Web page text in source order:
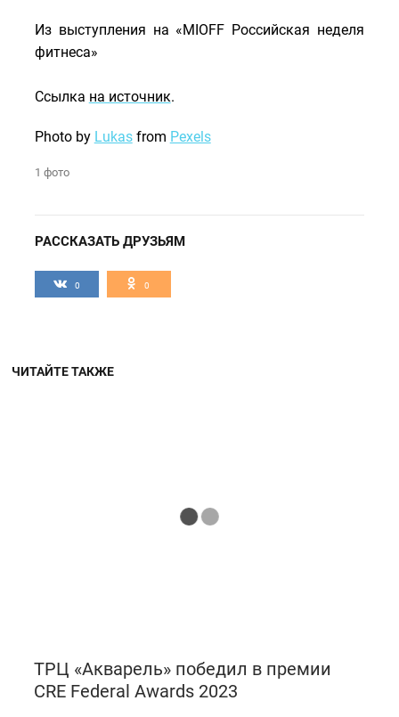
Из выступления на «MIOFF Российская неделя
фитнеса»
Ссылка на источник.
Photo by Lukasfrom Pexels
1 фото
РАССКАЗАТЬ ДРУЗЬЯМ
0 0
ЧИТАЙТЕ ТАКЖЕ
ТРЦ «Акварель» победил в премии
CRE Federal Awards 2023